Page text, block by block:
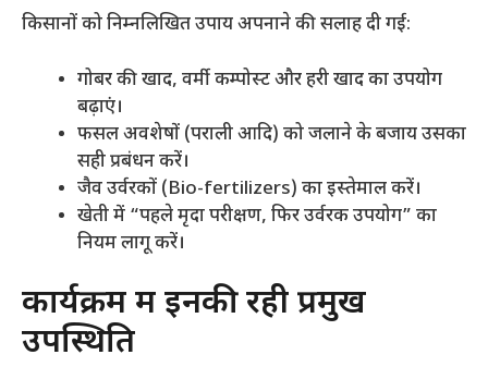
​किसानों को निम्नलिखित उपाय अपनाने की सलाह दी गई:
​गोबर की खाद, वर्मी कम्पोस्ट और हरी खाद का उपयोग
बढ़ाएं।
​फसल अवशेषों (पराली आदि) को जलाने के बजाय उसका
सही प्रबंधन करें।
​जैव उर्वरकों (Bio-fertilizers) का इस्तेमाल करें।
​खेती में “पहले मृदा परीक्षण, फिर उर्वरक उपयोग” का
नियम लागू करें।
​कार्यक्रम में इनकी रही प्रमुख
उपस्थिति